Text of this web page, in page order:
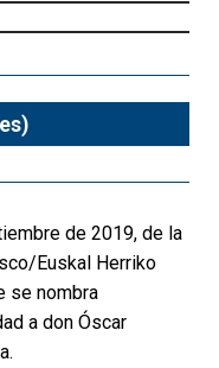
de 2019, de la
Euskal Herriko
se nombra
a don Óscar